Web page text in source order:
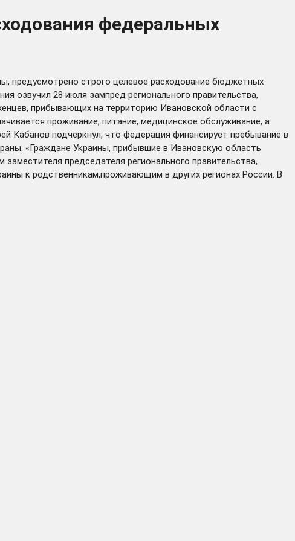
федеральных
предусмотрено строго целевое расходование бюджетных
озвучил 28 июля зампред регионального правительства,
прибывающих на территорию Ивановской области с
проживание, питание, медицинское обслуживание, а
Кабанов подчеркнул, что федерация финансирует пребывание в
«Граждане Украины, прибывшие в Ивановскую область
председателя регионального правительства,
к родственникам,проживающим в других регионах России. В